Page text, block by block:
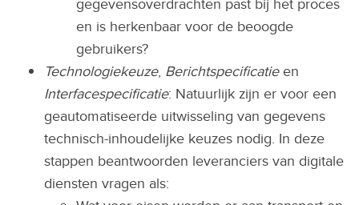
en is herkenbaar voor de beoogde
gebruikers?
Technologiekeuze, Berichtspecificatieen
Interfacespecificatie: Natuurlijk zijn er voor een
geautomatiseerde uitwisseling van gegevens
technisch-inhoudelijke keuzes nodig. In deze
stappen beantwoorden leveranciers van digitale
diensten vragen als: